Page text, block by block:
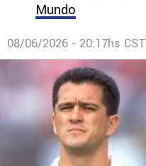
Mundo
08/06/2026 - 20:17hs CST